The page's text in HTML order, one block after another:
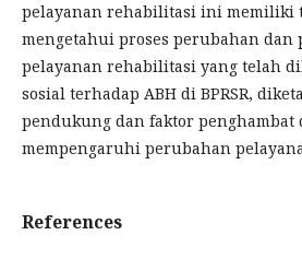
pelayanan rehabilitasi ini memiliki
mengetahui proses perubahan dan
pelayanan rehabilitasi yang telah
sosial terhadap ABH di BPRSR,
pendukung dan faktor penghambat
mempengaruhi perubahan
References